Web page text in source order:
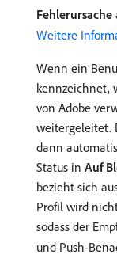
Fehlerursache
Weitere
Wenn ein
kennzeichnet,
von Adobe
weitergeleitet.
dann
Status in Auf
bezieht sich
Profil wird
sodass der
und Push-